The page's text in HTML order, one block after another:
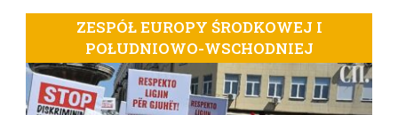
ZESPÓŁ EUROPY ŚRODKOWEJ I
POŁUDNIOWO-WSCHODNIEJ